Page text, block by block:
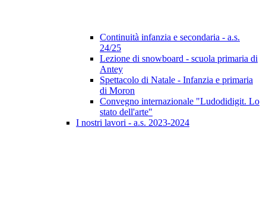
Continuità infanzia e secondaria - a.s.
24/25
Lezione di snowboard - scuola primaria di
Antey
Spettacolo di Natale - Infanzia e primaria
di Moron
Convegno internazionale "Ludodidigit. Lo
stato dell'arte"
I nostri lavori - a.s. 2023-2024